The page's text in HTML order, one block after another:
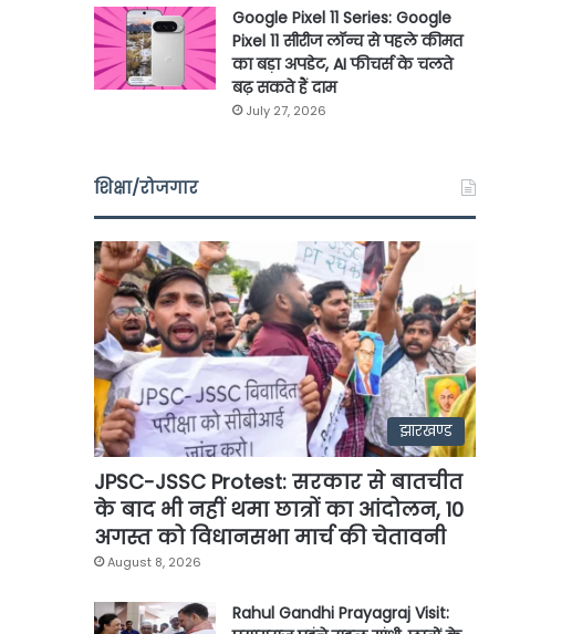
Google Pixel 11 Series: Google
Pixel 11 सीरीज लॉन्च से पहले कीमत
का बड़ा अपडेट, AI फीचर्स के चलते
बढ़ सकते हैं दाम
July 27, 2026
शिक्षा/रोजगार
झारखण्ड
JPSC-JSSC Protest: सरकार से बातचीत
के बाद भी नहीं थमा छात्रों का आंदोलन, 10
अगस्त को विधानसभा मार्च की चेतावनी
August 8, 2026
Rahul Gandhi Prayagraj Visit: